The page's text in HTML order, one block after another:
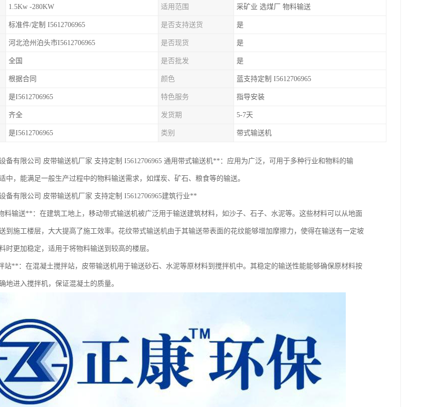
1.5Kw -280KW 适用范围 采矿业 选煤厂 物料输送
标准件/定制 I5612706965 是否支持送货 是
河北沧州泊头市I5612706965 是否现货 是
全国 是否批发 是
根据合同 颜色 蓝支持定制 I5612706965
是I5612706965 特色服务 指导安装
齐全 发货期 5-7天
是I5612706965 类别 带式输送机
备有限公司 皮带输送机厂家 支持定制 I5612706965 通用带式输送机**：应用为广泛，可用于多种行业和物料的输
中，能满足一般生产过程中的物料输送需求，如煤炭、矿石、粮食等的输送。
备有限公司 皮带输送机厂家 支持定制 I5612706965建筑行业**
输送**：在建筑工地上，移动带式输送机被广泛用于输送建筑材料，如沙子、石子、水泥等。这些材料可以从地面
到施工楼层，大大提高了施工效率。花纹带式输送机由于其输送带表面的花纹能够增加摩擦力，使得在输送有一定坡
时更加稳定，适用于将物料输送到较高的楼层。
**：在混凝土搅拌站，皮带输送机用于输送砂石、水泥等原材料到搅拌机中。其稳定的输送性能能够确保原材料按
地进入搅拌机，保证混凝土的质量。